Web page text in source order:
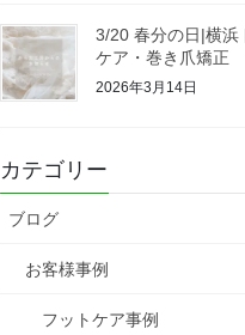
3/20 春分の日|横浜
ケア・巻き爪矯正
2026年3月14日
カテゴリー
ブログ
お客様事例
フットケア事例